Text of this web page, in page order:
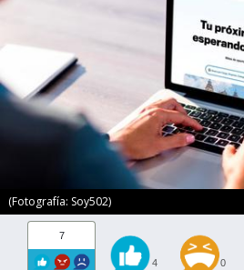
(Fotografía: Soy502)
7
4 0